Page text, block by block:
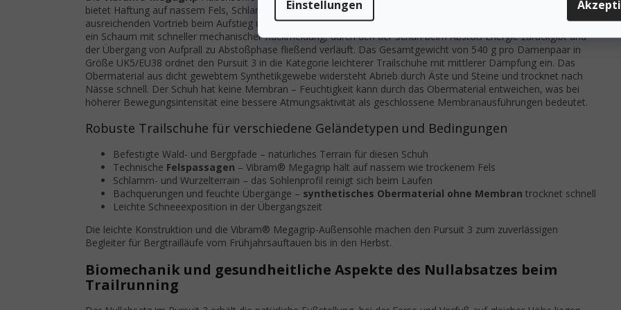
Einstellungen
bietet Haftung auf nassem Fels, Schlammpfaden und im Schnee. Die Stollenhöhe und Blockanordnung sorgen für
ausreichenden Vortrieb beim Aufstieg und kontrolliertes Bremsen beim Abstieg. Die
-Zwischensohle ist
ein Schaum mit schneller mechanischer Rückmeldung, durch den der Schuh beim Abstoß Energie zurückgibt und
der Übergang von Aufprall zu Abstoßphase fließend verläuft. Das Gesamtgewicht von 540 g pro Damenpaar in
Größe UK5/EU38 ordnet den Pursuit 3 in die Kategorie leichterer Trailschuhe mit mittlerer Dämpfung ein. Das
Obermaterial aus dicht gewebtem Synthetikgewebe widersteht Abrieb durch Äste und Steine und trocknet nach
Nässe schnell. Der Schuh hat keine Membran – Feuchtigkeit kann durch das Obermaterial entweichen, was bei
höherer Bewegungsintensität eine bessere Atmungsaktivität als geschlossene Membranausführungen bedeutet.
Robuste Trailschuhe für verschiedene Geländetypen und Bedingungen
Befestigte Wald- und Bergpfade – natürliches Terrain für diesen Schuh
Technische Felspassagen – Vibram® Megagrip hält auf nassem wie trockenem Fels
Schlamm- und Wurzelterrain – das Sohlenprofil reinigt sich beim Laufen
Bachquerungen und feuchte Übergänge – synthetisches Obermaterial ohne Membran trocknet schnell
Leichte Schneeexposition in der Übergangszeit
Die leichte Konstruktion und die Vibram® Megagrip-Außensohle machen den Pursuit 3 zum zuverlässigen
Begleiter für Bergtrailläufe vom Frühjahrsauftauen bis in den Herbst.
Biomechanik und gesundheitliche Aspekte des Nullabsatzes beim
Trailrunning